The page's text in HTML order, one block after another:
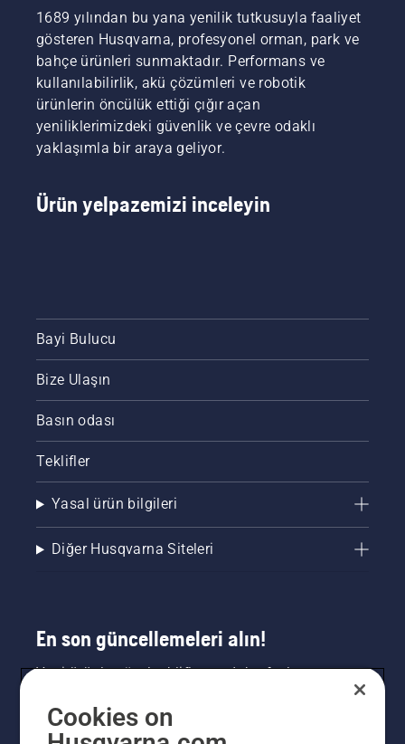
1689 yılından bu yana yenilik tutkusuyla faaliyet
gösteren Husqvarna, profesyonel orman, park ve
bahçe ürünleri sunmaktadır. Performans ve
kullanılabilirlik, akü çözümleri ve robotik
ürünlerin öncülük ettiği çığır açan
yeniliklerimizdeki güvenlik ve çevre odaklı
yaklaşımla bir araya geliyor.
Ürün yelpazemizi inceleyin
Bayi Bulucu
Bize Ulaşın
Basın odası
Teklifler
Yasal ürün bilgileri
Diğer Husqvarna Siteleri
En son güncellemeleri alın!
Yeni ürünler, özel teklifler ve daha fazlası
buradan kaydolun.
Cookies on